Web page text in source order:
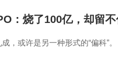
：烧了100亿，却留
，或许是另一种形式的“偏科”。